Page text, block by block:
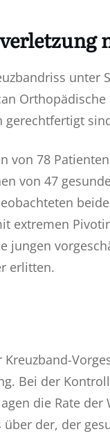
unter
gerechtfertigt
von 78
von 47
extremen
jungen
erlitten.
Bei der
die Rate
der, der